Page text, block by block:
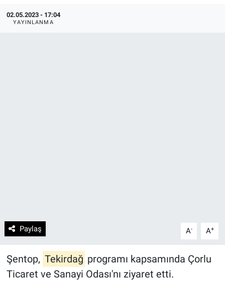
02.05.2023 - 17:04
YAYINLANMA
Paylaş A- A+
Şentop, Tekirdağ programı kapsamında Çorlu
Ticaret ve Sanayi Odası'nı ziyaret etti.